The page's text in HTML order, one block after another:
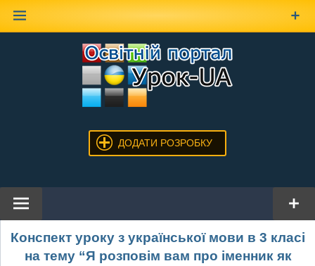
ДОДАТИ РОЗРОБКУ
Конспект уроку з української мови в 3 класі
на тему “Я розповім вам про іменник як